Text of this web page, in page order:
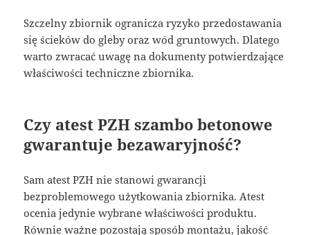
Szczelny zbiornik ogranicza ryzyko przedostawania
się ścieków do gleby oraz wód gruntowych. Dlatego
warto zwracać uwagę na dokumenty potwierdzające
właściwości techniczne zbiornika.
Czy atest PZH szambo betonowe
gwarantuje bezawaryjność?
Sam atest PZH nie stanowi gwarancji
bezproblemowego użytkowania zbiornika. Atest
ocenia jedynie wybrane właściwości produktu.
Równie ważne pozostają sposób montażu, jakość